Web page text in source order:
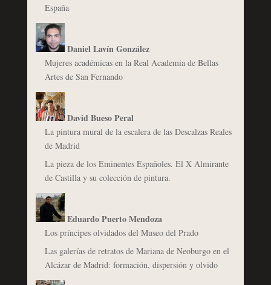
España
Daniel Lavín González
Mujeres académicas en la Real Academia de Bellas
Artes de San Fernando
David Bueso Peral
La pintura mural de la escalera de las Descalzas Reales
de Madrid
La pieza de los Eminentes Españoles. El X Almirante
de Castilla y su colección de pintura.
Eduardo Puerto Mendoza
Los príncipes olvidados del Museo del Prado
Las galerías de retratos de Mariana de Neoburgo en el
Alcázar de Madrid: formación, dispersión y olvido